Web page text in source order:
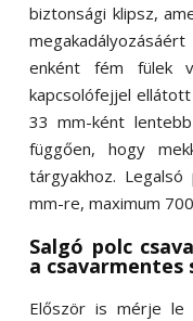
biztonsági klipsz,
enként fém fülek
kapcsolófejjel
33 mm-ként
függően, hogy
tárgyakhoz.
mm-re, maximum
Salgó polc
a csavarmentes
Először is mérje le